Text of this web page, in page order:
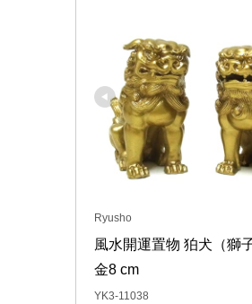
Ryusho
風水開運置物 狛犬（獅
金8 cm
YK3-11038